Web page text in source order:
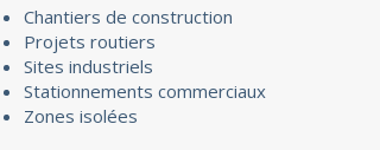
Chantiers de construction
Projets routiers
Sites industriels
Stationnements commerciaux
Zones isolées